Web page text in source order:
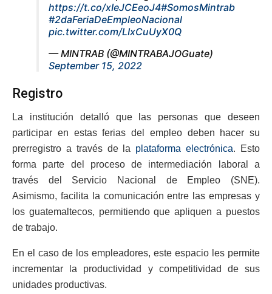
https://t.co/xIeJCEeoJ4#SomosMintrab
#2daFeriaDeEmpleoNacional
pic.twitter.com/LIxCuUyX0Q
— MINTRAB (@MINTRABAJOGuate)
September 15, 2022
Registro
La institución detalló que las personas que deseen
participar en estas ferias del empleo deben hacer su
prerregistro a través de la plataforma electrónica. Esto
forma parte del proceso de intermediación laboral a
través del Servicio Nacional de Empleo (SNE).
Asimismo, facilita la comunicación entre las empresas y
los guatemaltecos, permitiendo que apliquen a puestos
de trabajo.
En el caso de los empleadores, este espacio les permite
incrementar la productividad y competitividad de sus
unidades productivas.